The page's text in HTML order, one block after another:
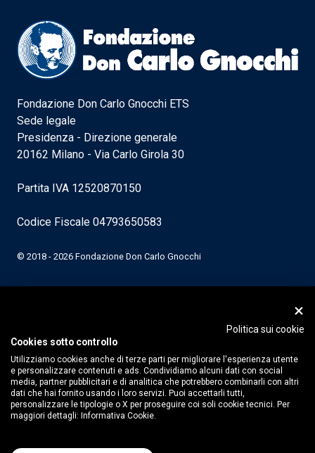
Fondazione Don Carlo Gnocchi ETS
Sede legale
Presidenza - Direzione generale
20162 Milano - Via Carlo Girola 30
Partita IVA 12520870150
Codice Fiscale 04793650583
© 2018 - 2026 Fondazione Don Carlo Gnocchi
Politica sui cookie
Cookies sotto controllo
Utilizziamo cookies anche di terze parti per migliorare l'esperienza utente
e personalizzare contenuti e ads. Condividiamo alcuni dati con social
media, partner pubblicitari e di analitica che potrebbero combinarli con altri
dati che hai fornito usando i loro servizi. Puoi accettarli tutti,
personalizzare le tipologie o X per proseguire coi soli cookie tecnici. Per
maggiori dettagli: Informativa Cookie.